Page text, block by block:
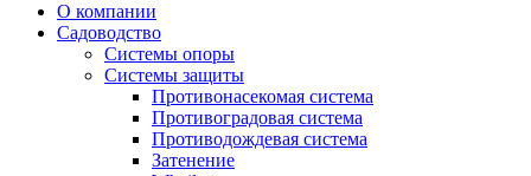
О компании
Садоводство
Системы опоры
Системы защиты
Противонасекомая система
Противоградовая система
Противодождевая система
Затенение